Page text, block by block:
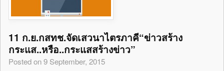
11 ก.ย.กสทช.จัดเสวนาไตรภาคี“ข่าวสร้าง
กระแส..หรือ..กระแสสร้างข่าว”
Posted on 9 September, 2015